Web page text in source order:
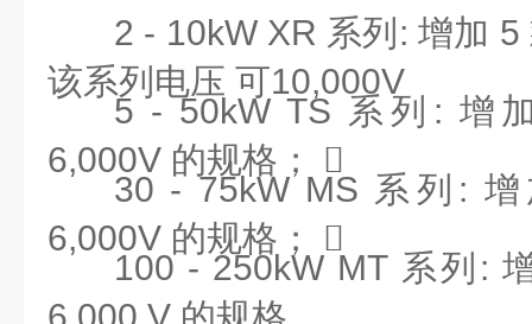
2 - 10kW XR 系列: 增加
该系列电压 可10,000V
5 - 50kW TS 系列: 增
6,000V 的规格； 
30 - 75kW MS 系列:
6,000V 的规格； 
100 - 250kW MT 系列:
6,000 V 的规格